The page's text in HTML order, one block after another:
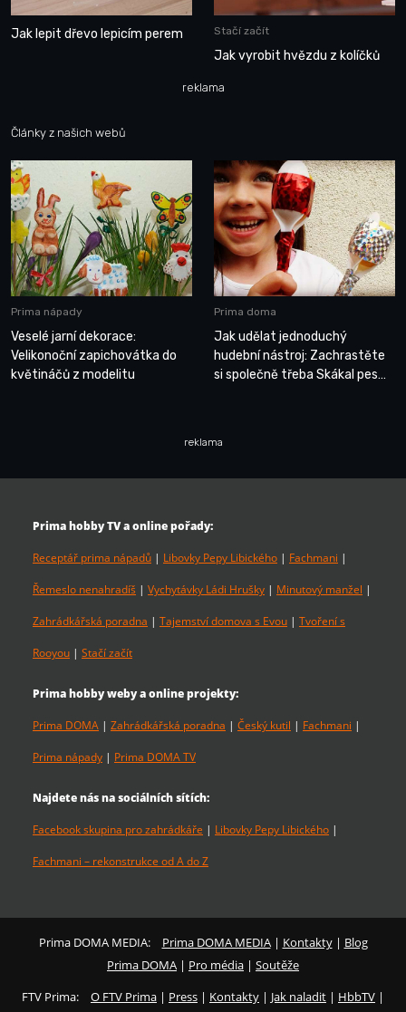
Jak lepit dřevo lepicím perem Stačí začít
Jak vyrobit hvězdu z kolíčků
reklama
Články z našich webů
Prima nápady
Veselé jarní dekorace:
Velikonoční zapichovátka do
květináčů z modelitu
Prima doma
Jak udělat jednoduchý
hudební nástroj: Zachrastěte
si společně třeba Skákal pes…
reklama
Prima hobby TV a online pořady:
Receptář prima nápadů | Libovky Pepy Libického | Fachmani |
Řemeslo nenahradíš | Vychytávky Ládi Hrušky | Minutový manžel |
Zahrádkářská poradna | Tajemství domova s Evou | Tvoření s
Rooyou | Stačí začít
Prima hobby weby a online projekty:
Prima DOMA | Zahrádkářská poradna | Český kutil | Fachmani |
Prima nápady | Prima DOMA TV
Najdete nás na sociálních sítích:
Facebook skupina pro zahrádkáře | Libovky Pepy Libického |
Fachmani – rekonstrukce od A do Z
Prima DOMA MEDIA: Prima DOMA MEDIA| Kontakty| Blog
Prima DOMA | Pro média | Soutěže
FTV Prima:
O FTV Prima | Press | Kontakty | Jak naladit | HbbTV |